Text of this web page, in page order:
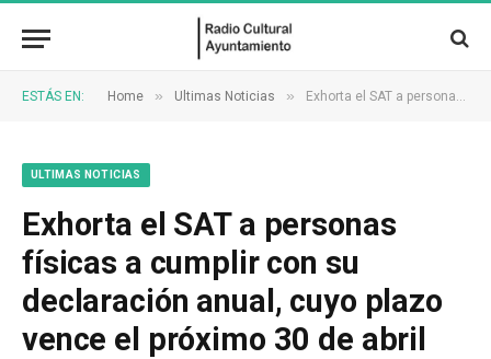
ESTÁS EN: Home » Ultimas Noticias » Exhorta el SAT a personas físicas a cumplir con su declaración anual, cuyo plazo vence el próximo 30 de abril
ULTIMAS NOTICIAS
Exhorta el SAT a personas
físicas a cumplir con su
declaración anual, cuyo plazo
vence el próximo 30 de abril